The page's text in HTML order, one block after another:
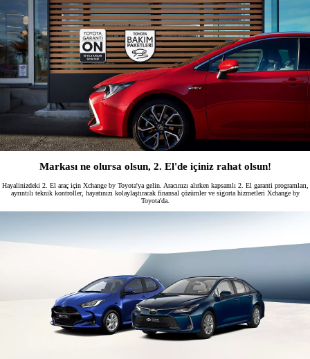
Markası ne olursa olsun, 2. El'de içiniz rahat olsun!
Hayalinizdeki 2. El araç için Xchange by Toyota'ya gelin. Aracınızı alırken kapsamlı 2. El garanti programları,
ayrıntılı teknik kontroller, hayatınızı kolaylaştıracak finansal çözümler ve sigorta hizmetleri Xchange by
Toyota'da.